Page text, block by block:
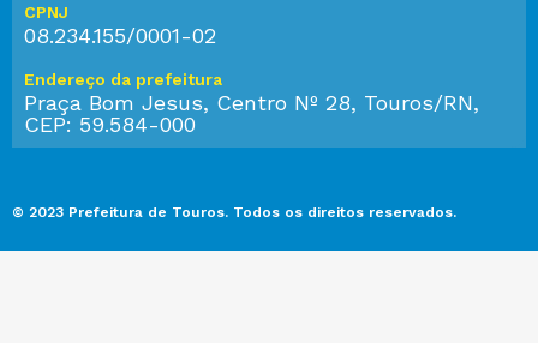
CPNJ
08.234.155/0001-02
Endereço da prefeitura
Praça Bom Jesus, Centro Nº 28, Touros/RN,
CEP: 59.584-000
© 2023 Prefeitura de Touros. Todos os direitos reservados.